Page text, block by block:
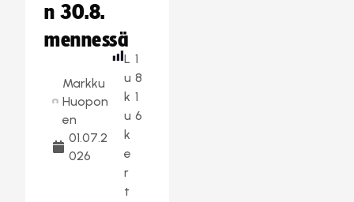
n 30.8.
mennessä
Markku
Huopon
en
01.07.2
026
L
u
k
u
k
e
r
t
1
8
1
6